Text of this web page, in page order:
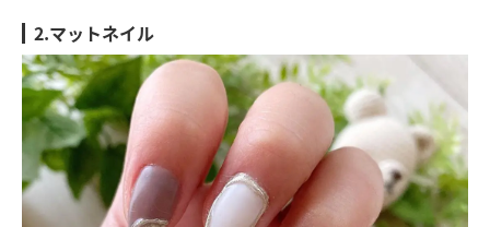
2.マットネイル